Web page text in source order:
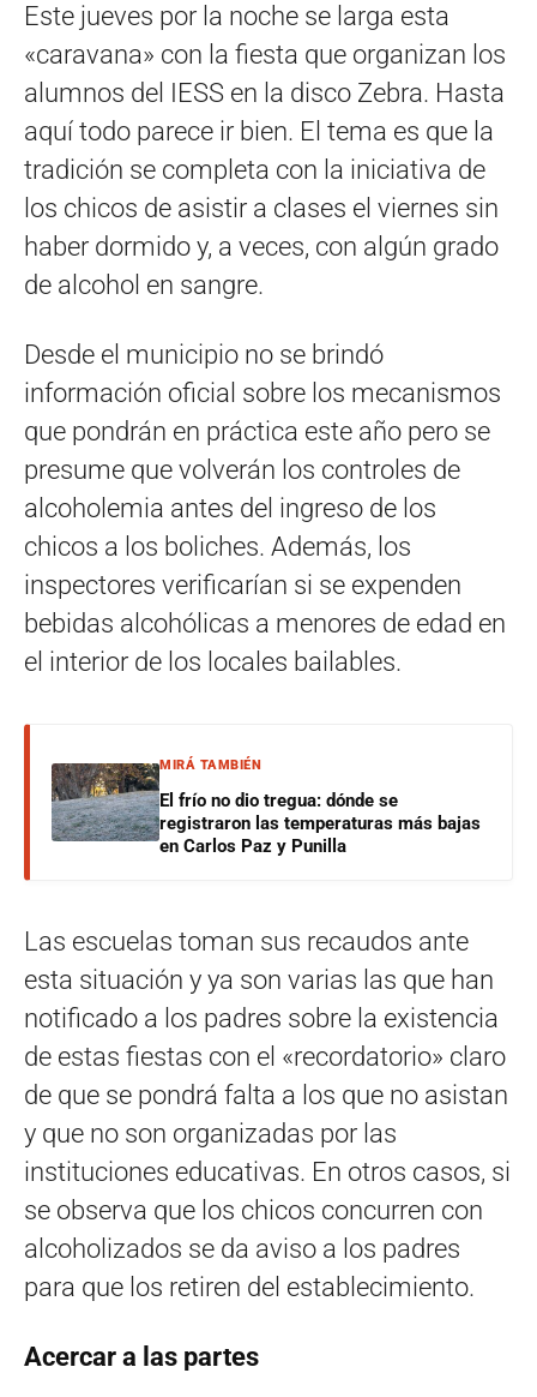
Este jueves por la noche se larga esta
«caravana» con la fiesta que organizan los
alumnos del IESS en la disco Zebra. Hasta
aquí todo parece ir bien. El tema es que la
tradición se completa con la iniciativa de
los chicos de asistir a clases el viernes sin
haber dormido y, a veces, con algún grado
de alcohol en sangre.
Desde el municipio no se brindó
información oficial sobre los mecanismos
que pondrán en práctica este año pero se
presume que volverán los controles de
alcoholemia antes del ingreso de los
chicos a los boliches. Además, los
inspectores verificarían si se expenden
bebidas alcohólicas a menores de edad en
el interior de los locales bailables.
MIRÁ TAMBIÉN
El frío no dio tregua: dónde se
registraron las temperaturas más bajas
en Carlos Paz y Punilla
Las escuelas toman sus recaudos ante
esta situación y ya son varias las que han
notificado a los padres sobre la existencia
de estas fiestas con el «recordatorio» claro
de que se pondrá falta a los que no asistan
y que no son organizadas por las
instituciones educativas. En otros casos, si
se observa que los chicos concurren con
alcoholizados se da aviso a los padres
para que los retiren del establecimiento.
Acercar a las partes